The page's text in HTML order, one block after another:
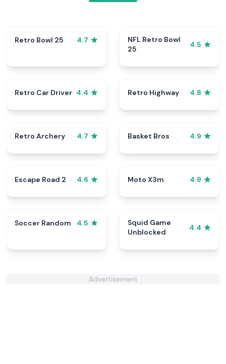
Retro Bowl 25 4.7
NFL Retro Bowl
25
4.5
Retro Car Driver 4.4 Retro Highway 4.8
Retro Archery 4.7 Basket Bros 4.9
Escape Road 2 4.6 Moto X3m 4.9
Soccer Random 4.5
Squid Game
Unblocked
4.4
Advertisement